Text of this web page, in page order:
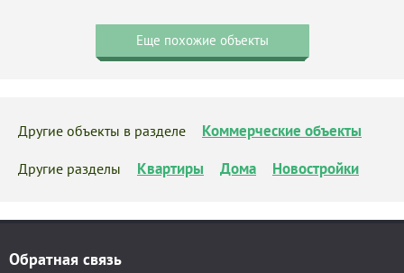
Еще похожие объекты
Другие объекты в разделе Коммерческие объекты
Другие разделы Квартиры Дома Новостройки
Обратная связь